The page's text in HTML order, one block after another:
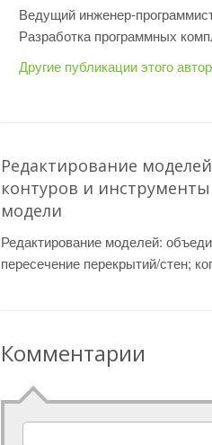
Ведущий инженер-
Разработка программных
Другие публикации этого
Редактирование
контуров и
модели
Редактирование моделей:
пересечение перекрытий/стен;
Комментарии